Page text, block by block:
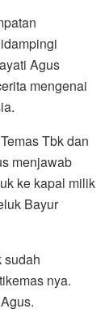
Agus
mengenai
Tbk dan
menjawab
ke kapal milik
Bayur
sudah
nya.